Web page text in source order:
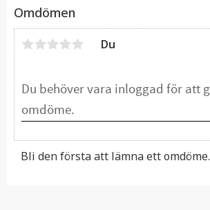
Omdömen
Du
Bli den första att lämna ett omdöme.